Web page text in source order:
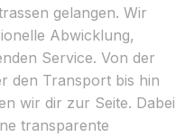
gelangen. Wir
Abwicklung,
Service. Von der
den Transport bis hin
wir dir zur Seite. Dabei
transparente